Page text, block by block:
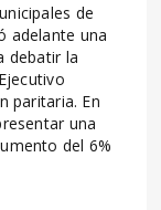
de
adelante una
debatir la
paritaria. En
una
del 6%